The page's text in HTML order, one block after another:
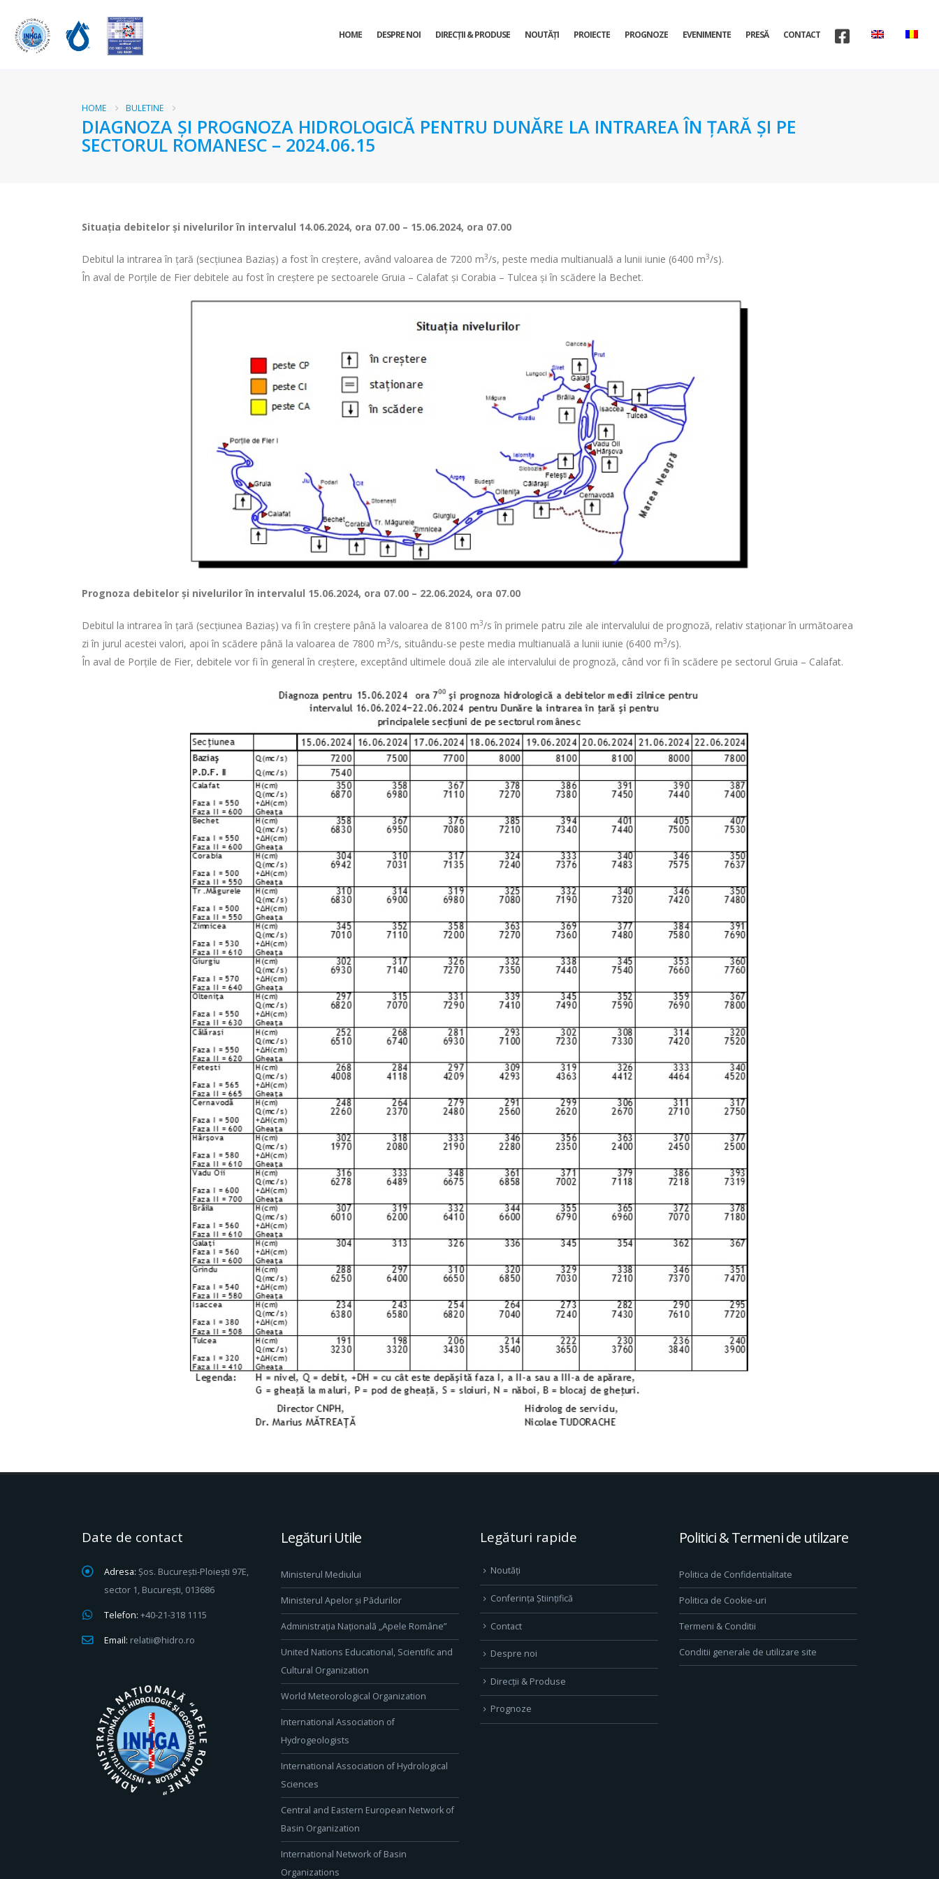
HOME DESPRE NOI DIRECŢII & PRODUSE NOUTĂȚI PROIECTE PROGNOZE EVENIMENTE PRESĂ CONTACT
HOME BULETINE
DIAGNOZA ŞI PROGNOZA HIDROLOGICĂ PENTRU DUNĂRE LA INTRAREA ÎN ŢARĂ ŞI PE
SECTORUL ROMANESC – 2024.06.15
Situaţia debitelor şi nivelurilorîn intervalul 14.06.2024, ora 07.00 – 15.06.2024, ora 07.00
Debitul la intrarea în ţară (secţiunea Baziaş) a fost în creștere, având valoarea de 7200 m3/s, peste media multianuală a lunii iunie (6400 m3/s).
În aval de Porţile de Fier debitele au fost în creștere pe sectoarele Gruia – Calafat și Corabia – Tulcea și în scădere la Bechet.
Prognoza debitelor şi nivelurilorîn intervalul 15.06.2024, ora 07.00 – 22.06.2024, ora 07.00
Debitul la intrarea în ţară (secţiunea Baziaş) va fi în creștere până la valoarea de 8100 m3/s în primele patru zile ale intervalului de prognoză, relativ staționar în următoarea
zi în jurul acestei valori, apoi în scădere până la valoarea de 7800 m3/s, situându-se peste media multianuală a lunii iunie (6400 m3/s).
În aval de Porţile de Fier, debitele vor fi în general în creștere, exceptând ultimele două zile ale intervalului de prognoză, când vor fi în scădere pe sectorul Gruia – Calafat.
Date de contact
Adresa: Șos. București-Ploiești 97E,
sector 1, București, 013686
Telefon: +40-21-318 1115
Email: relatii@hidro.ro
Legături Utile
Ministerul Mediului
Ministerul Apelor și Pădurilor
Administrația Națională „Apele Române”
United Nations Educational, Scientific and
Cultural Organization
World Meteorological Organization
International Association of
Hydrogeologists
International Association of Hydrological
Sciences
Central and Eastern European Network of
Basin Organization
International Network of Basin
Organizations
Legături rapide
Noutăți
Conferința Științifică
Contact
Despre noi
Direcţii & Produse
Prognoze
Politici & Termeni de utilzare
Politica de Confidentialitate
Politica de Cookie-uri
Termeni & Conditii
Conditii generale de utilizare site